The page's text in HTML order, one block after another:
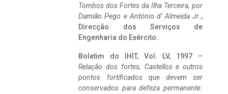
Tombos dos Fortes da Ilha Terceira, por
Damião Pego e António d’ Almeida Jr.,
Direcção dos Serviços de
Engenharia do Exército.
Boletim do IHIT, Vol. LV, 1997 –
Relação dos fortes, Castellos e outros
pontos fortificados que devem ser
conservados para defeza permanente.